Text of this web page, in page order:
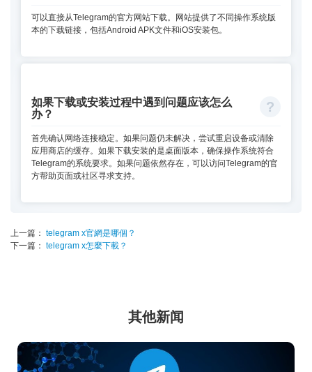
可以直接从Telegram的官方网站下载。网站提供了不同操作系统版
本的下载链接，包括Android APK文件和iOS安装包。
如果下载或安装过程中遇到问题应该怎么
办？
首先确认网络连接稳定。如果问题仍未解决，尝试重启设备或清除
应用商店的缓存。如果下载安装的是桌面版本，确保操作系统符合
Telegram的系统要求。如果问题依然存在，可以访问Telegram的官
方帮助页面或社区寻求支持。
上一篇： telegram x官網是哪個？
下一篇： telegram x怎麼下載？
其他新闻